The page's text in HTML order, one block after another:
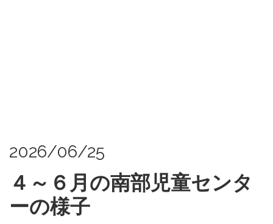
2026/06/25
４～６月の南部児童センタ
ーの様子